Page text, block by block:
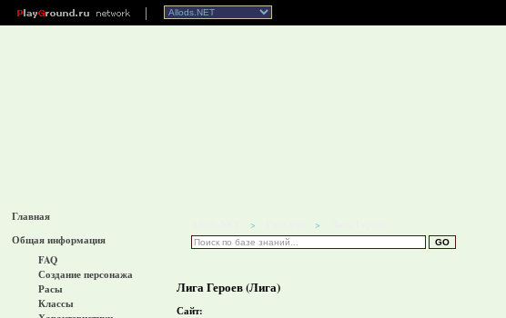
Главная
Общая информация
FAQ
Создание персонажа
Расы
Классы
> >
Лига Героев (Лига)
Сайт: